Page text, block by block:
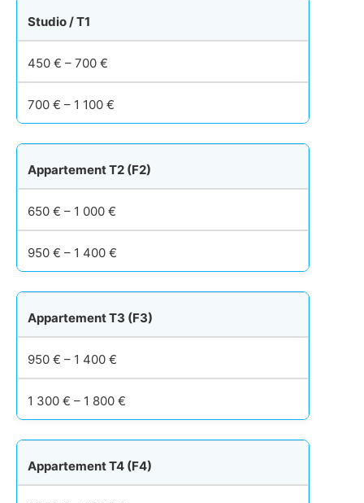
Studio / T1
450 € – 700 €
700 € – 1 100 €
Appartement T2 (F2)
650 € – 1 000 €
950 € – 1 400 €
Appartement T3 (F3)
950 € – 1 400 €
1 300 € – 1 800 €
Appartement T4 (F4)